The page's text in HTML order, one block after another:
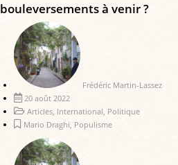
bouleversements à venir ?
Frédéric Martin-Lassez
20 août 2022
Articles, International, Politique
Mario Draghi, Populisme